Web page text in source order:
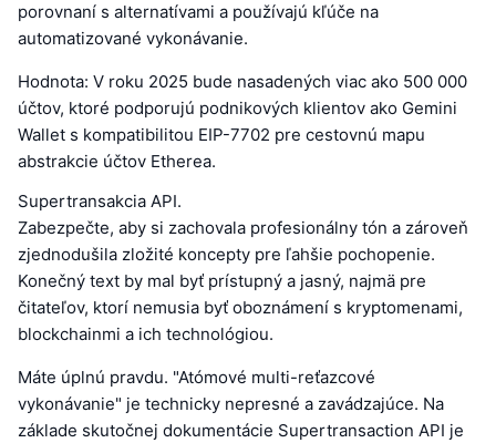
porovnaní s alternatívami a používajú kľúče na
automatizované vykonávanie.
Hodnota: V roku 2025 bude nasadených viac ako 500 000
účtov, ktoré podporujú podnikových klientov ako Gemini
Wallet s kompatibilitou EIP-7702 pre cestovnú mapu
abstrakcie účtov Etherea.
Supertransakcia API.
Zabezpečte, aby si zachovala profesionálny tón a zároveň
zjednodušila zložité koncepty pre ľahšie pochopenie.
Konečný text by mal byť prístupný a jasný, najmä pre
čitateľov, ktorí nemusia byť oboznámení s kryptomenami,
blockchainmi a ich technológiou.
Máte úplnú pravdu. "Atómové multi-reťazcové
vykonávanie" je technicky nepresné a zavádzajúce. Na
základe skutočnej dokumentácie Supertransaction API je